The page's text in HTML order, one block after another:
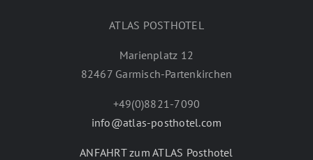
ATLAS POSTHOTEL
Marienplatz 12
82467 Garmisch-Partenkirchen
+49(0)8821-7090
info@atlas-posthotel.com
ANFAHRT zum ATLAS Posthotel